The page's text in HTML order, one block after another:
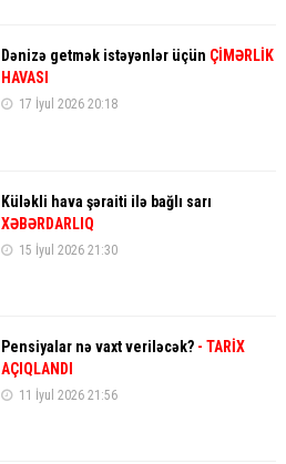
Dənizə getmək istəyənlər üçün ÇİMƏRLİK
HAVASI
17 İyul 2026 20:18
Küləkli hava şəraiti ilə bağlı sarı
XƏBƏRDARLIQ
15 İyul 2026 21:30
Pensiyalar nə vaxt veriləcək? - TARİX
AÇIQLANDI
11 İyul 2026 21:56